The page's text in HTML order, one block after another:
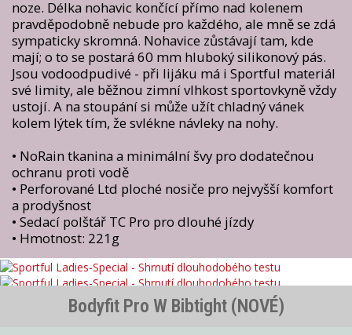
noze. Délka nohavic končící přímo nad kolenem
pravděpodobně nebude pro každého, ale mně se zdá
sympaticky skromná. Nohavice zůstávají tam, kde
mají; o to se postará 60 mm hluboký silikonový pás.
Jsou vodoodpudivé - při lijáku má i Sportful materiál
své limity, ale běžnou zimní vlhkost sportovkyně vždy
ustojí. A na stoupání si může užít chladný vánek
kolem lýtek tím, že svlékne návleky na nohy.
• NoRain tkanina a minimální švy pro dodatečnou
ochranu proti vodě
• Perforované Ltd ploché nosiče pro nejvyšší komfort
a prodyšnost
• Sedací polštář TC Pro pro dlouhé jízdy
• Hmotnost: 221g
Bodyfit Pro W Bibtight (NOVÉ)